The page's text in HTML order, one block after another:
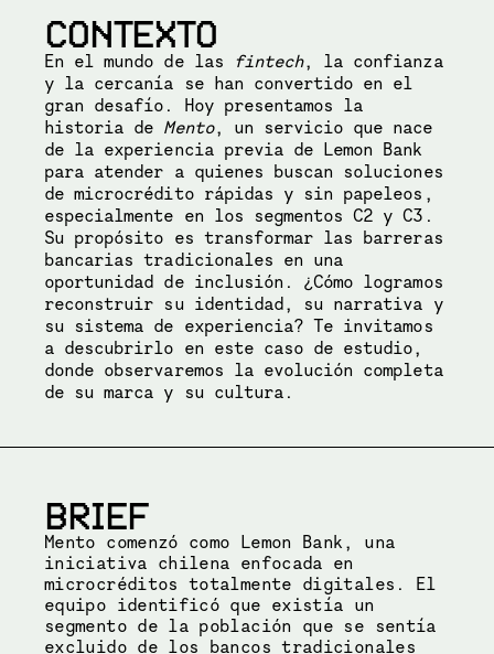
CONTEXTO
En el mundo de las fintech, la confianza
y la cercanía se han convertido en el
gran desafío. Hoy presentamos la
historia de Mento, un servicio que nace
de la experiencia previa de Lemon Bank
para atender a quienes buscan soluciones
de microcrédito rápidas y sin papeleos,
especialmente en los segmentos C2 y C3.
Su propósito es transformar las barreras
bancarias tradicionales en una
oportunidad de inclusión. ¿Cómo logramos
reconstruir su identidad, su narrativa y
su sistema de experiencia? Te invitamos
a descubrirlo en este caso de estudio,
donde observaremos la evolución completa
de su marca y su cultura.
Mento comenzó como Lemon Bank, una
iniciativa chilena enfocada en
microcréditos totalmente digitales. El
equipo identificó que existía un
segmento de la población que se sentía
excluido de los bancos tradicionales
BRIEF